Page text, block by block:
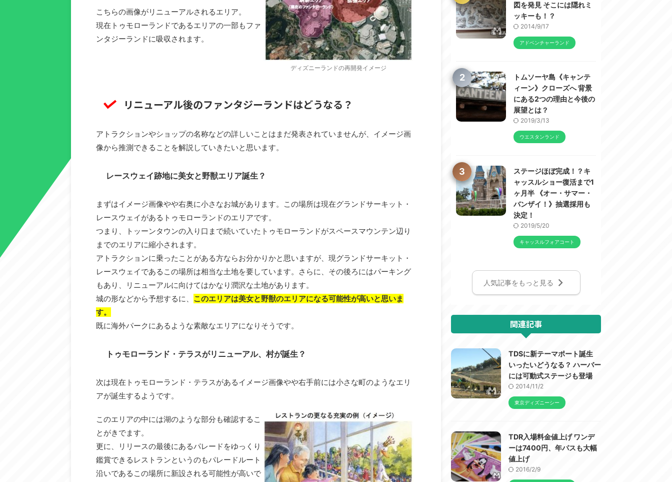
ディズニーランドの再開発イメージ
こちらの画像がリニューアルされるエリア。
現在トゥモローランドであるエリアの一部もファ
ンタジーランドに吸収されます。
リニューアル後のファンタジーランドはどうなる？
アトラクションやショップの名称などの詳しいことはまだ発表されていませんが、イメージ画
像から推測できることを解説していきたいと思います。
レースウェイ跡地に美女と野獣エリア誕生？
まずはイメージ画像やや右奥に小さなお城があります。この場所は現在グランドサーキット・
レースウェイがあるトゥモローランドのエリアです。
つまり、トッーンタウンの入り口まで続いていたトゥモローランドがスペースマウンテン辺り
までのエリアに縮小されます。
アトラクションに乗ったことがある方ならお分かりかと思いますが、現グランドサーキット・
レースウェイであるこの場所は相当な土地を要しています。さらに、その後ろにはパーキング
もあり、リニューアルに向けてはかなり潤沢な土地があります。
城の形などから予想するに、 このエリアは美女と野獣のエリアになる可能性が高いと思いま
す。
既に海外パークにあるような素敵なエリアになりそうです。
トゥモローランド・テラスがリニューアル、村が誕生？
次は現在トゥモローランド・テラスがあるイメージ画像やや右手前には小さな町のようなエリ
アが誕生するようです。
このエリアの中には湖のような部分も確認するこ
とがきでます。
更に、リリースの最後にあるパレードをゆっくり
鑑賞できるレストランというのもパレードルート
沿いであるこの場所に新設される可能性が高いで
図を発見 そこには隠れミ
ッキーも！？
2014/9/17
アドベンチャーランド
2
トムソーヤ島《キャンテ
ィーン》クローズへ 背景
にある2つの理由と今後の
展望とは？
2019/3/13
ウエスタンランド
3
ステージほぼ完成！？キ
ャッスルショー復活まで1
ヶ月半 《オー・サマー・
バンザイ！》抽選採用も
決定！
2019/5/20
キャッスルフォアコート
人気記事をもっと見る
関連記事
TDSに新テーマポート誕生
いったいどうなる？ ハーバー
には可動式ステージも登場
2014/11/2
東京ディズニーシー
TDR入場料金値上げ ワンデ
ーは7400円、年パスも大幅
値上げ
2016/2/9